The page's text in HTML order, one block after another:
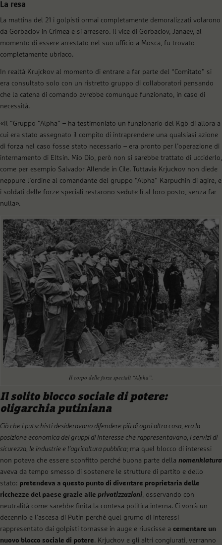
La resa
La mattina del 21 i golpisti ormai completamente demoralizzati volarono
da Gorbaciov in Crimea e si arresero. Il vice di Gorbaciov, Janaev, al
momento di essere arrestato nel suo ufficio a Mosca, fu trovato
completamente ubriaco.
In realtà Krujckov al momento di entrare a far parte del “Comitato” si
era consultato solo con un ristretto gruppo di collaboratori pensando
che la catena di comando avrebbe comunque funzionato, in caso di
necessità.
«Il “Gruppo “Alpha” – ha testimoniato un funzionario del Kgb di allora a
cui era stato assegnato il compito di intraprendere una qualsiasi azione
di forza nel caso fosse stato necessario – era pronto per l’operazione di
internamento di Eltsin. Mio Dio, però non si sarebbe trattato di ucciderlo,
come per esempio Salvador Allende in Cile. Tuttavia Krjuckov non diede
neppure l’ordine al comandante del gruppo “Alpha” Karpuchin di agire, e
i soldati delle forze speciali restarono sedute lì al loro posto, senza far
nulla».
Il corpo delle forze speciali “Alpha”.
Il solito blocco sociale di potere:
oligarchia putiniana
Ciò che i putschisti desideravano difendere più di ogni altra cosa, era la
posizione economica dei gruppi di interesse che rappresentavano, i servizi di
sicurezza, le industrie e l’agricoltura pubblica; ma quel blocco di interessi
non poteva che essere sconfitto perché buona parte della nomenklatura
aveva da tempo smesso di sostenere le strutture di partito e dello
stato: pretendeva a questo punto di diventare proprietaria delle
ricchezze del paese grazie alle privatizzazioni, osservando con
neutralità come sarebbe finita la contesa politica interna. Ci vorrà un
decennio e l’ascesa di Putin perché quel grumo di interessi
rappresentato dai golpisti tornasse in auge e riuscisse a cementare un
nuovo blocco sociale di potere. Krjuckov e gli altri congiurati, verranno